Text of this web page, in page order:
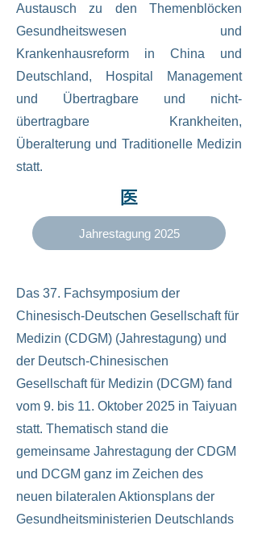
Austausch zu den Themenblöcken
Gesundheitswesen und
Krankenhausreform in China und
Deutschland, Hospital Management
und Übertragbare und nicht-
übertragbare Krankheiten,
Überalterung und Traditionelle Medizin
statt.
Jahrestagung 2025
Das 37. Fachsymposium der
Chinesisch-Deutschen Gesellschaft für
Medizin (CDGM) (Jahrestagung) und
der Deutsch-Chinesischen
Gesellschaft für Medizin (DCGM) fand
vom 9. bis 11. Oktober 2025 in Taiyuan
statt. Thematisch stand die
gemeinsame Jahrestagung der CDGM
und DCGM ganz im Zeichen des
neuen bilateralen Aktionsplans der
Gesundheitsministerien Deutschlands